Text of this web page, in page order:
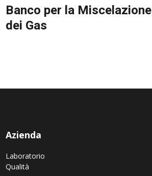
Banco per la Miscelazione
dei Gas
Azienda
Laboratorio
Qualità